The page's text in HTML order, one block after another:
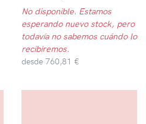
No disponible. Estamos
esperando nuevo stock, pero
todavía no sabemos cuándo lo
recibiremos.
desde 760,81 €